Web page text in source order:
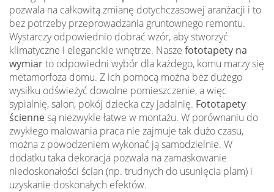
pozwala na całkowitą zmianę dotychczasowej aranżacji i to
bez potrzeby przeprowadzania gruntownego remontu.
Wystarczy odpowiednio dobrać wzór, aby stworzyć
klimatyczne i eleganckie wnętrze. Nasze fototapety na
wymiarto odpowiedni wybór dla każdego, komu marzy się
metamorfoza domu. Z ich pomocą można bez dużego
wysiłku odświeżyć dowolne pomieszczenie, a więc
sypialnię, salon, pokój dziecka czy jadalnię. Fototapety
ściennesą niezwykle łatwe w montażu. W porównaniu do
zwykłego malowania praca nie zajmuje tak dużo czasu,
można z powodzeniem wykonać ją samodzielnie. W
dodatku taka dekoracja pozwala na zamaskowanie
niedoskonałości ścian (np. trudnych do usunięcia plam) i
uzyskanie doskonałych efektów.